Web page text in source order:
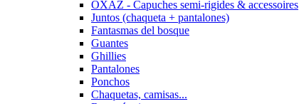
OXAZ - Capuches semi-rigides & accessoires
Juntos (chaqueta + pantalones)
Fantasmas del bosque
Guantes
Ghillies
Pantalones
Ponchos
Chaquetas, camisas...